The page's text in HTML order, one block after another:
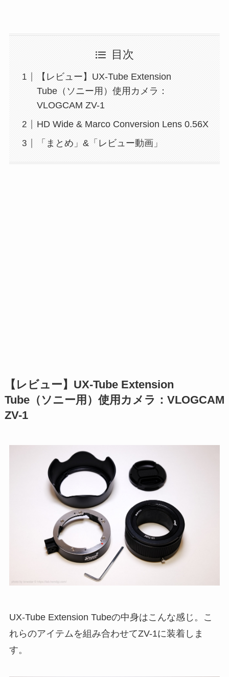
目次
【レビュー】UX-Tube Extension
Tube（ソニー用）使用カメラ：
VLOGCAM ZV-1
HD Wide & Marco Conversion Lens 0.56X
「まとめ」&「レビュー動画」
【レビュー】UX-Tube Extension
Tube（ソニー用）使用カメラ：VLOGCAM
ZV-1
UX-Tube Extension Tubeの中身はこんな感じ。こ
れらのアイテムを組み合わせてZV-1に装着しま
す。